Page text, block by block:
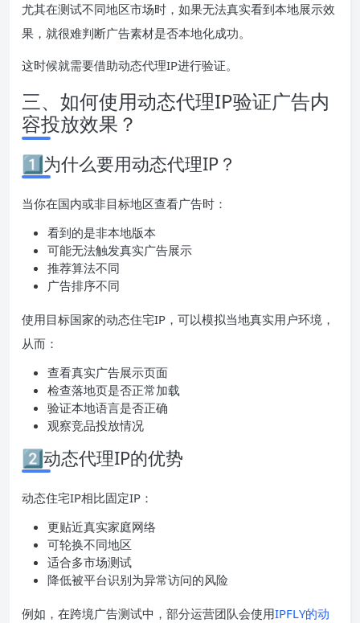
尤其在测试不同地区市场时，如果无法真实看到本地展示效
果，就很难判断广告素材是否本地化成功。
这时候就需要借助动态代理IP进行验证。
三、如何使用动态代理IP验证广告内
容投放效果？
1️⃣为什么要用动态代理IP？
当你在国内或非目标地区查看广告时：
看到的是非本地版本
可能无法触发真实广告展示
推荐算法不同
广告排序不同
使用目标国家的动态住宅IP，可以模拟当地真实用户环境，
从而：
查看真实广告展示页面
检查落地页是否正常加载
验证本地语言是否正确
观察竞品投放情况
2️⃣动态代理IP的优势
动态住宅IP相比固定IP：
更贴近真实家庭网络
可轮换不同地区
适合多市场测试
降低被平台识别为异常访问的风险
例如，在跨境广告测试中，部分运营团队会使用IPFLY的动